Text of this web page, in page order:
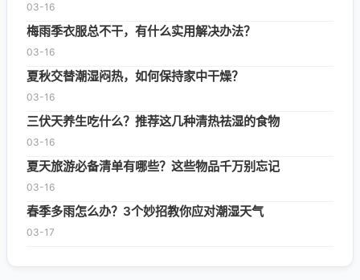
03-16
梅雨季衣服总不干，有什么实用解决办法？
03-16
夏秋交替潮湿闷热，如何保持家中干燥？
03-16
三伏天养生吃什么？推荐这几种清热祛湿的食物
03-16
夏天旅游必备清单有哪些？这些物品千万别忘记
03-16
春季多雨怎么办？3个妙招教你应对潮湿天气
03-17